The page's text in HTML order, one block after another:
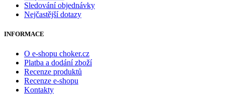
Sledování objednávky
Nejčastější dotazy
INFORMACE
O e-shopu choker.cz
Platba a dodání zboží
Recenze produktů
Recenze e-shopu
Kontakty